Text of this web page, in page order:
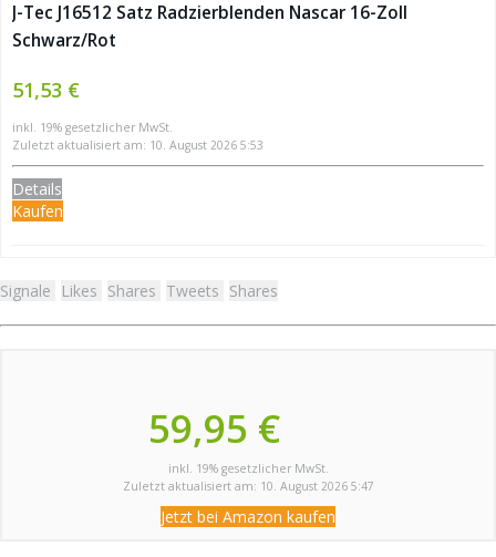
J-Tec J16512 Satz Radzierblenden Nascar 16-Zoll
Schwarz/Rot
51,53 €
inkl. 19% gesetzlicher MwSt.
Zuletzt aktualisiert am: 10. August 2026 5:53
Details
Kaufen
Signale Likes Shares Tweets Shares
59,95 €
inkl. 19% gesetzlicher MwSt.
Zuletzt aktualisiert am: 10. August 2026 5:47
Jetzt bei Amazon kaufen